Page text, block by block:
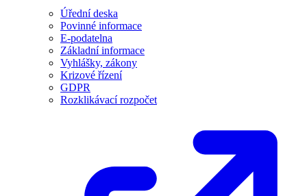
Úřední deska
Povinné informace
E-podatelna
Základní informace
Vyhlášky, zákony
Krizové řízení
GDPR
Rozklikávací rozpočet